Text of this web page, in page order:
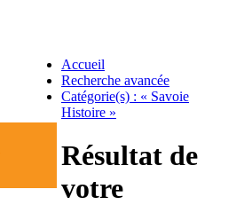
Accueil
Recherche avancée
Catégorie(s) : « Savoie
Histoire »
Résultat de
votre